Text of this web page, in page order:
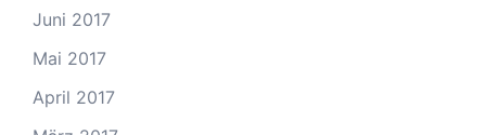
Juni 2017
Mai 2017
April 2017